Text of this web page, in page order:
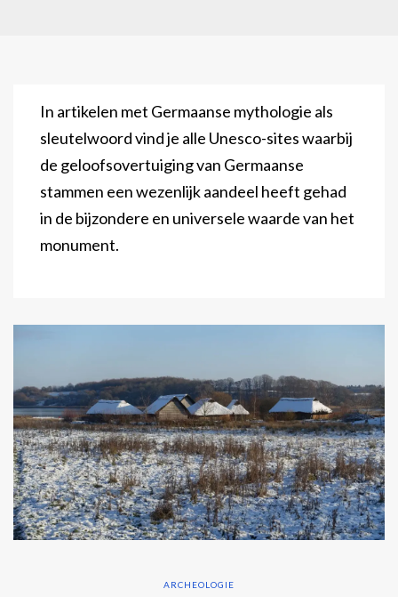
In artikelen met Germaanse mythologie als
sleutelwoord vind je alle Unesco-sites waarbij
de geloofsovertuiging van Germaanse
stammen een wezenlijk aandeel heeft gehad
in de bijzondere en universele waarde van het
monument.
ARCHEOLOGIE